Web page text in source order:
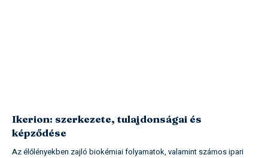
Ikerion: szerkezete, tulajdonságai és
képződése
Az élőlényekben zajló biokémiai folyamatok, valamint számos ipari